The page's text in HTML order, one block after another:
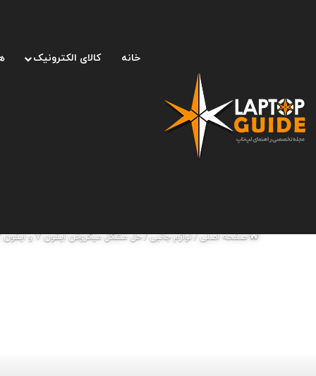
خانه کالای الکترونیک
صفحه اصلی/لوازم جانبی/حل مشکل میکروفن ایفون 7 و ایفون 7 پلاس